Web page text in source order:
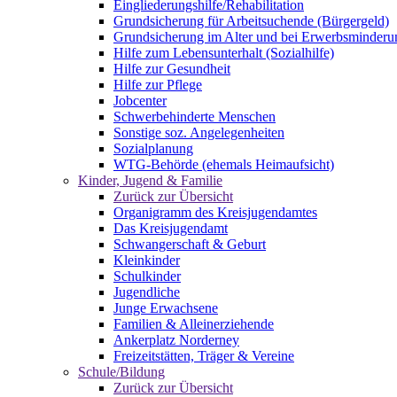
Eingliederungshilfe/Rehabilitation
Grundsicherung für Arbeitsuchende (Bürgergeld)
Grundsicherung im Alter und bei
Hilfe zum Lebensunterhalt (Sozialhilfe)
Hilfe zur Gesundheit
Hilfe zur Pflege
Jobcenter
Schwerbehinderte Menschen
Sonstige soz. Angelegenheiten
Sozialplanung
WTG-Behörde (ehemals Heimaufsicht)
Kinder, Jugend & Familie
Zurück zur Übersicht
Organigramm des Kreisjugendamtes
Das Kreisjugendamt
Schwangerschaft & Geburt
Kleinkinder
Schulkinder
Jugendliche
Junge Erwachsene
Familien & Alleinerziehende
Ankerplatz Norderney
Freizeitstätten, Träger & Vereine
Schule/Bildung
Zurück zur Übersicht